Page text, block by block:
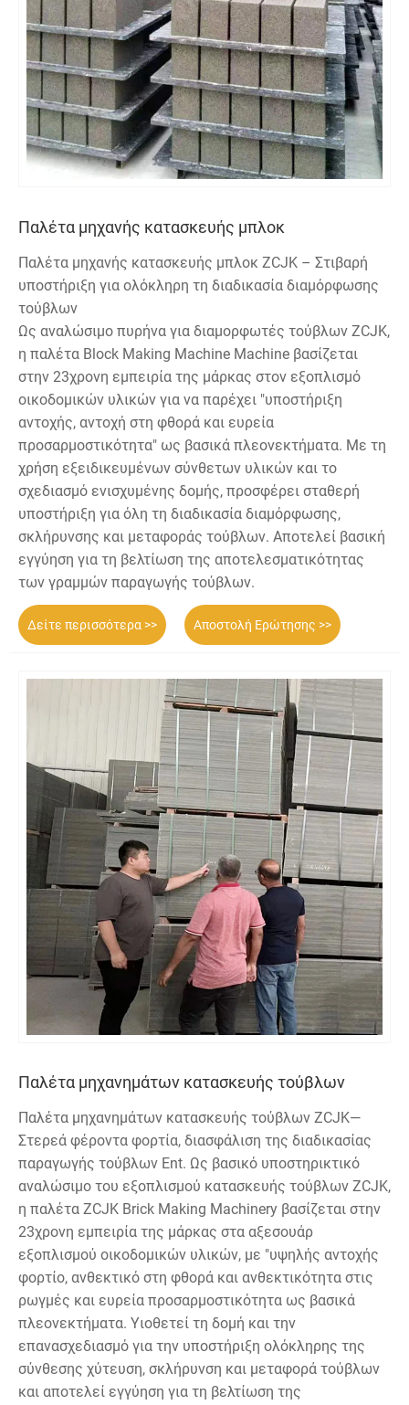
Παλέτα μηχανής κατασκευής μπλοκ
Παλέτα μηχανής κατασκευής μπλοκ ZCJK – Στιβαρή
υποστήριξη για ολόκληρη τη διαδικασία διαμόρφωσης
τούβλων
Ως αναλώσιμο πυρήνα για διαμορφωτές τούβλων ZCJK,
η παλέτα Block Making Machine Machine βασίζεται
στην 23χρονη εμπειρία της μάρκας στον εξοπλισμό
οικοδομικών υλικών για να παρέχει "υποστήριξη
αντοχής, αντοχή στη φθορά και ευρεία
προσαρμοστικότητα" ως βασικά πλεονεκτήματα. Με τη
χρήση εξειδικευμένων σύνθετων υλικών και το
σχεδιασμό ενισχυμένης δομής, προσφέρει σταθερή
υποστήριξη για όλη τη διαδικασία διαμόρφωσης,
σκλήρυνσης και μεταφοράς τούβλων. Αποτελεί βασική
εγγύηση για τη βελτίωση της αποτελεσματικότητας
των γραμμών παραγωγής τούβλων.
Δείτε περισσότερα >> Αποστολή Ερώτησης >>
Παλέτα μηχανημάτων κατασκευής τούβλων
Παλέτα μηχανημάτων κατασκευής τούβλων ZCJK—
Στερεά φέροντα φορτία, διασφάλιση της διαδικασίας
παραγωγής τούβλων Ent. Ως βασικό υποστηρικτικό
αναλώσιμο του εξοπλισμού κατασκευής τούβλων ZCJK,
η παλέτα ZCJK Brick Making Machinery βασίζεται στην
23χρονη εμπειρία της μάρκας στα αξεσουάρ
εξοπλισμού οικοδομικών υλικών, με "υψηλής αντοχής
φορτίο, ανθεκτικό στη φθορά και ανθεκτικότητα στις
ρωγμές και ευρεία προσαρμοστικότητα ως βασικά
πλεονεκτήματα. Υιοθετεί τη δομή και την
επανασχεδιασμό για την υποστήριξη ολόκληρης της
σύνθεσης χύτευση, σκλήρυνση και μεταφορά τούβλων
και αποτελεί εγγύηση για τη βελτίωση της